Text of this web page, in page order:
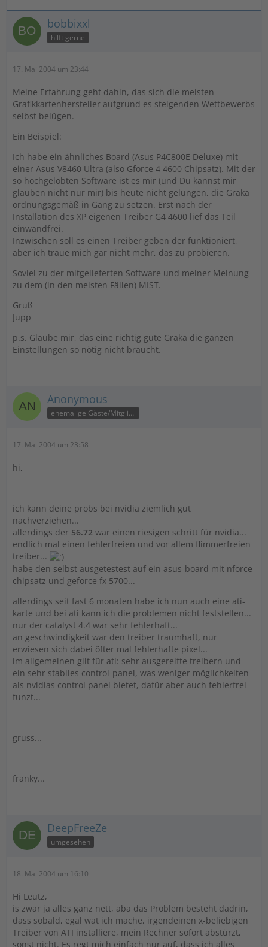
bobbixxl
hilft gerne
17. Mai 2004 um 23:44
Meine Erfahrung geht dahin, das sich die meisten
Grafikkartenhersteller aufgrund es steigenden Wettbewerbs
selbst belügen.
Ein Beispiel:
Ich habe ein ähnliches Board (Asus P4C800E Deluxe) mit
einer Asus V8460 Ultra (also Gforce 4 4600 Chipsatz). Mit der
so hochgelobten Software ist es mir (und Du kannst mir
glauben nicht nur mir) bis heute nicht gelungen, die Graka
ordnungsgemäß in Gang zu setzen. Erst nach der
Installation des XP eigenen Treiber G4 4600 lief das Teil
einwandfrei.
Inzwischen soll es einen Treiber geben der funktioniert,
aber ich traue mich gar nicht mehr, das zu probieren.
Soviel zu der mitgelieferten Software und meiner Meinung
zu dem (in den meisten Fällen) MIST.
Gruß
Jupp
p.s. Glaube mir, das eine richtig gute Graka die ganzen
Einstellungen so nötig nicht braucht.
Anonymous
ehemalige Gäste/Mitglieder
17. Mai 2004 um 23:58
hi,
ich kann deine probs bei nvidia ziemlich gut
nachverziehen...
allerdings der 56.72 war einen riesigen schritt für nvidia...
endlich mal einen fehlerfreien und vor allem flimmerfreien
treiber...
habe den selbst ausgetestest auf ein asus-board mit nforce
chipsatz und geforce fx 5700...
allerdings seit fast 6 monaten habe ich nun auch eine ati-
karte und bei ati kann ich die problemen nicht feststellen...
nur der catalyst 4.4 war sehr fehlerhaft...
an geschwindigkeit war den treiber traumhaft, nur
erwiesen sich dabei öfter mal fehlerhafte pixel...
im allgemeinen gilt für ati: sehr ausgereifte treibern und
ein sehr stabiles control-panel, was weniger möglichkeiten
als nvidias control panel bietet, dafür aber auch fehlerfrei
funzt...
gruss...
franky...
DeepFreeZe
umgesehen
18. Mai 2004 um 16:10
Hi Leutz,
is zwar ja alles ganz nett, aba das Problem besteht dadrin,
dass sobald, egal wat ich mache, irgendeinen x-beliebigen
Treiber von ATI installiere, mein Rechner sofort abstürzt,
sonst nicht. Es regt mich einfach nur auf, dass ich alles